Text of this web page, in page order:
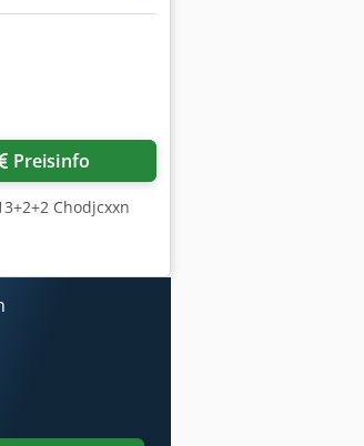
Preisinfo
Chodjcxxn